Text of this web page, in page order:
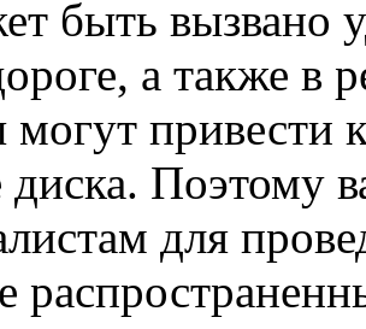
быть вызвано
а также в
могут привести
Поэтому
для